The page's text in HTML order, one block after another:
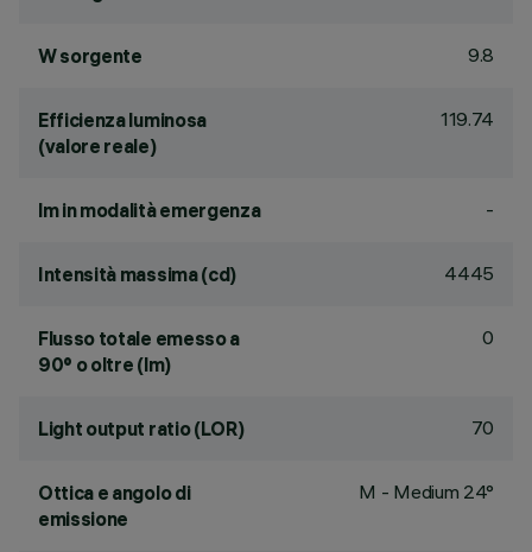
W sorgente 9.8
Efficienza luminosa
(valore reale)
119.74
lm in modalità emergenza -
Intensità massima (cd) 4445
Flusso totale emesso a
90° o oltre (lm)
0
Light output ratio (LOR) 70
Ottica e angolo di
emissione
M - Medium 24°